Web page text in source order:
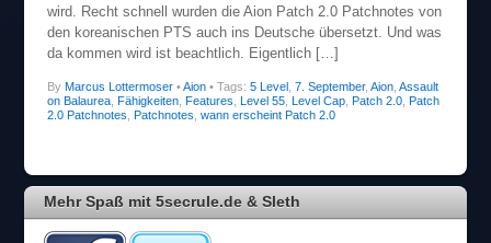
wird. Recht schnell wurden die Aion Patch 2.0 Patchnotes von
den koreanischen PTS auch ins Deutsche übersetzt. Und was
da kommen wird ist beachtlich. Eigentlich […]
By Marcus Lottermoser• Aion • Tags: 5 Level, 7. September, Aion, Assault
on Balaurea, Fähigkeiten, Features Level 55, Level Cap, Patch 2.0, Patch
2.0 Patchnotes Patchnotes wann erscheint Patch 2.0
Mehr Spaß mit 5secrule.de & Sleth